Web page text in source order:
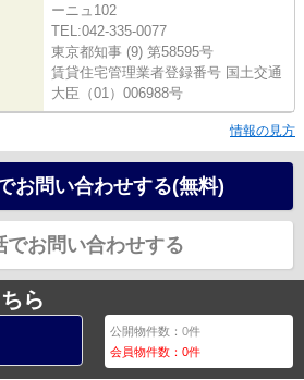
ーニュ102
TEL:042-335-0077
東京都知事 (9) 第58595号
賃貸住宅管理業者登録番号 国土交通
大臣（01）006988号
情報の見方
お問い合わせする(無料)
でお問い合わせする
ら
公開物件数：0件
会員物件数：0件